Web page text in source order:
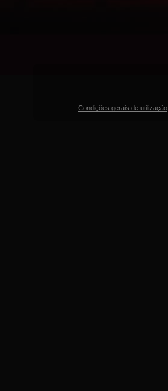
Condições gerais de utilização